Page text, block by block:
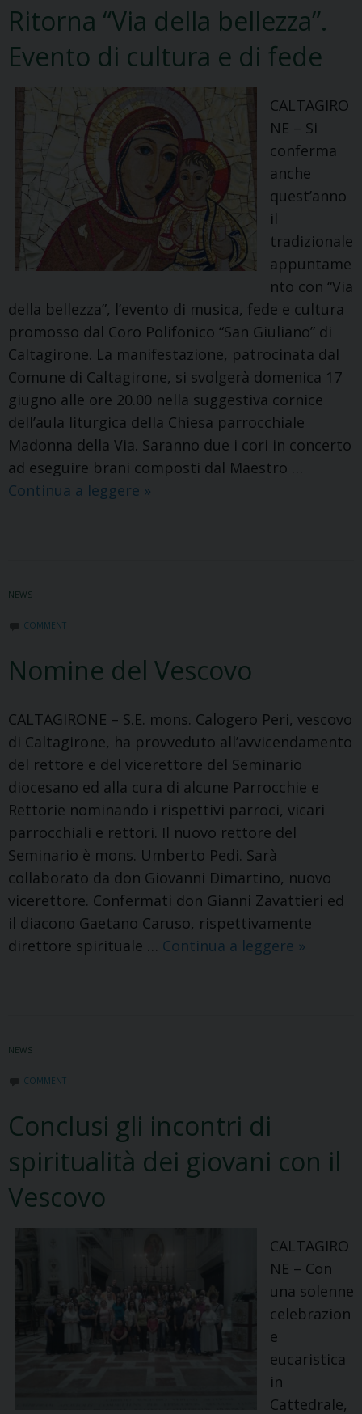
Soccorso
Ritorna “Via della bellezza”.
Evento di cultura e di fede
CALTAGIRO
NE – Si
conferma
anche
quest’anno
il
tradizionale
appuntame
nto con “Via
della bellezza”, l’evento di musica, fede e cultura
promosso dal Coro Polifonico “San Giuliano” di
Caltagirone. La manifestazione, patrocinata dal
Comune di Caltagirone, si svolgerà domenica 17
giugno alle ore 20.00 nella suggestiva cornice
dell’aula liturgica della Chiesa parrocchiale
Madonna della Via. Saranno due i cori in concerto
ad eseguire brani composti dal Maestro …
Continua a leggere Ritorna
di
»
NEWS
COMMENT
Nomine del Vescovo
CALTAGIRONE – S.E. mons. Calogero Peri, vescovo
di Caltagirone, ha provveduto all’avvicendamento
del rettore e del vicerettore del Seminario
diocesano ed alla cura di alcune Parrocchie e
Rettorie nominando i rispettivi parroci, vicari
parrocchiali e rettori. Il nuovo rettore del
Seminario è mons. Umberto Pedi. Sarà
collaborato da don Giovanni Dimartino, nuovo
vicerettore. Confermati don Gianni Zavattieri ed
il diacono Gaetano Caruso, rispettivamente
direttore spirituale … Continua a leggere Nomine
»
NEWS
COMMENT
Conclusi gli incontri di
spiritualità dei giovani con il
Vescovo
CALTAGIRO
NE – Con
una solenne
celebrazion
e
eucaristica
in
Cattedrale,